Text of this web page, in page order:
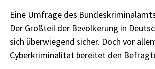
Eine Umfrage des
Der Großteil der Bevölkerung in
sich überwiegend sicher. Doch vor
Cyberkriminalität bereitet den